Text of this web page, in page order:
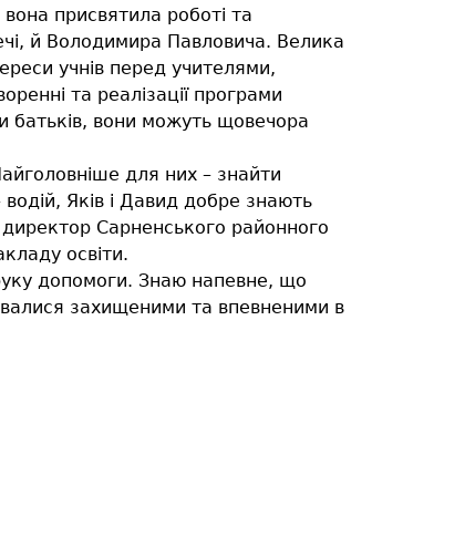
присвятила роботі та
й Володимира Павловича. Велика
учнів перед учителями,
та реалізації програми
батьків, вони можуть щовечора
для них – знайти
Яків і Давид добре знають
Сарненського районного
освіти.
допомоги. Знаю напевне, що
захищеними та впевненими в